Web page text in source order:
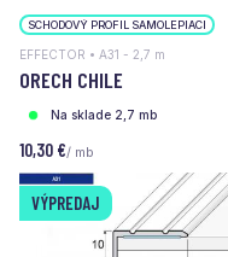
SCHODOVÝ PROFIL SAMOLEPIACI
EFFECTOR • A31 - 2,7 m
ORECH CHILE
Na sklade 2,7 mb
10,30 €/ mb
VÝPREDAJ